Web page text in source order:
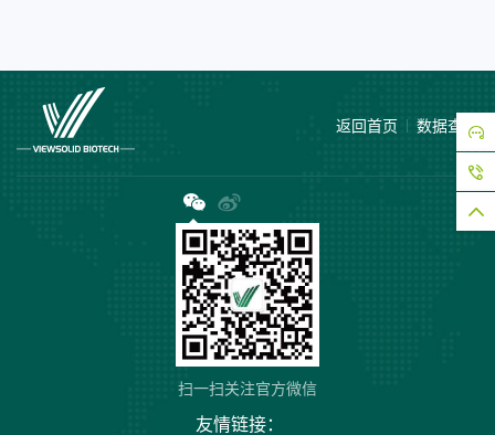
返回首页 数据查询
扫一扫关注官方微信
友情链接：